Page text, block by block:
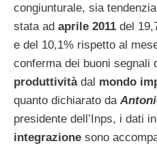
congiunturale, sia
stata ad aprile 2011 del
e del 10,1% rispetto al
conferma dei buoni segnali
produttivitàdal mondo
quanto dichiarato da
presidente dell’Inps, i dati
integrazione sono